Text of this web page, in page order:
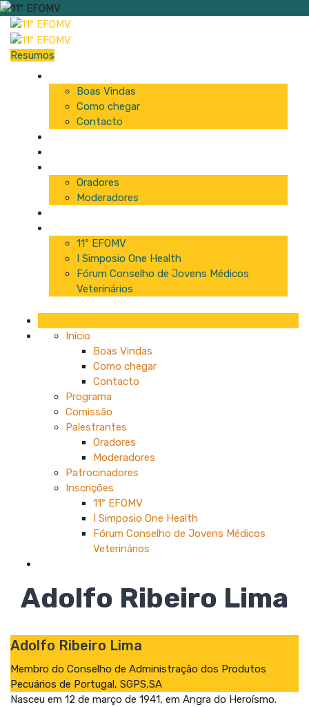
Resumos
Boas Vindas
Como chegar
Contacto
Oradores
Moderadores
11º EFOMV
I Simposio One Health
Fórum Conselho de Jovens Médicos
Veterinários
Início
Boas Vindas
Como chegar
Contacto
Programa
Comissão
Palestrantes
Oradores
Moderadores
Patrocinadores
Inscrições
11º EFOMV
I Simposio One Health
Fórum Conselho de Jovens Médicos
Veterinários
Adolfo Ribeiro Lima
Adolfo Ribeiro Lima
Membro do Conselho de Administração dos Produtos
Pecuários de Portugal, SGPS,SA
Nasceu em 12 de março de 1941, em Angra do Heroísmo.